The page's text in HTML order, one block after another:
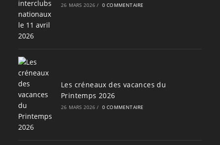
26 MARS 2026 / 0 COMMENTAIRE
Les créneaux des vacances du
Printemps 2026
26 MARS 2026 / 0 COMMENTAIRE